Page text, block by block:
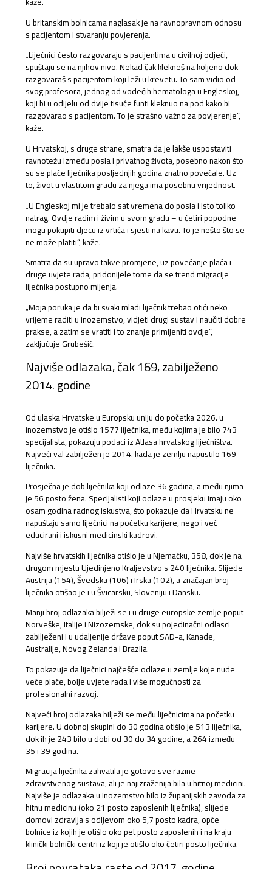
U britanskim bolnicama naglasak je na ravnopravnom odnosu
s pacijentom i stvaranju povjerenja.
„Liječnici često razgovaraju s pacijentima u civilnoj odjeći,
spuštaju se na njihov nivo. Nekad čak klekneš na koljeno dok
razgovaraš s pacijentom koji leži u krevetu. To sam vidio od
svog profesora, jednog od vodećih hematologa u Engleskoj,
koji bi u odijelu od dvije tisuće funti kleknuo na pod kako bi
razgovarao s pacijentom. To je strašno važno za povjerenje“,
kaže.
U Hrvatskoj, s druge strane, smatra da je lakše uspostaviti
ravnotežu između posla i privatnog života, posebno nakon što
su se plaće liječnika posljednjih godina znatno povećale. Uz
to, život u vlastitom gradu za njega ima posebnu vrijednost.
„U Engleskoj mi je trebalo sat vremena do posla i isto toliko
natrag. Ovdje radim i živim u svom gradu – u četiri popodne
mogu pokupiti djecu iz vrtića i sjesti na kavu. To je nešto što se
ne može platiti“, kaže.
Smatra da su upravo takve promjene, uz povećanje plaća i
druge uvjete rada, pridonijele tome da se trend migracije
liječnika postupno mijenja.
„Moja poruka je da bi svaki mladi liječnik trebao otići neko
vrijeme raditi u inozemstvo, vidjeti drugi sustav i naučiti dobre
prakse, a zatim se vratiti i to znanje primijeniti ovdje“,
zaključuje Grubešić.
Najviše odlazaka, čak 169, zabilježeno
2014. godine
Od ulaska Hrvatske u Europsku uniju do početka 2026. u
inozemstvo je otišlo 1577 liječnika, među kojima je bilo 743
specijalista, pokazuju podaci iz Atlasa hrvatskog liječništva.
Najveći val zabilježen je 2014. kada je zemlju napustilo 169
liječnika.
Prosječna je dob liječnika koji odlaze 36 godina, a među njima
je 56 posto žena. Specijalisti koji odlaze u prosjeku imaju oko
osam godina radnog iskustva, što pokazuje da Hrvatsku ne
napuštaju samo liječnici na početku karijere, nego i već
educirani i iskusni medicinski kadrovi.
Najviše hrvatskih liječnika otišlo je u Njemačku, 358, dok je na
drugom mjestu Ujedinjeno Kraljevstvo s 240 liječnika. Slijede
Austrija (154), Švedska (106) i Irska (102), a značajan broj
liječnika otišao je i u Švicarsku, Sloveniju i Dansku.
Manji broj odlazaka bilježi se i u druge europske zemlje poput
Norveške, Italije i Nizozemske, dok su pojedinačni odlasci
zabilježeni i u udaljenije države poput SAD-a, Kanade,
Australije, Novog Zelanda i Brazila.
To pokazuje da liječnici najčešće odlaze u zemlje koje nude
veće plaće, bolje uvjete rada i više mogućnosti za
profesionalni razvoj.
Najveći broj odlazaka bilježi se među liječnicima na početku
karijere. U dobnoj skupini do 30 godina otišlo je 513 liječnika,
dok ih je 243 bilo u dobi od 30 do 34 godine, a 264 između
35 i 39 godina.
Migracija liječnika zahvatila je gotovo sve razine
zdravstvenog sustava, ali je najizraženija bila u hitnoj medicini.
Najviše je odlazaka u inozemstvo bilo iz županijskih zavoda za
hitnu medicinu (oko 21 posto zaposlenih liječnika), slijede
domovi zdravlja s odljevom oko 5,7 posto kadra, opće
bolnice iz kojih je otišlo oko pet posto zaposlenih i na kraju
klinički bolnički centri iz koji je otišlo oko četiri posto liječnika.